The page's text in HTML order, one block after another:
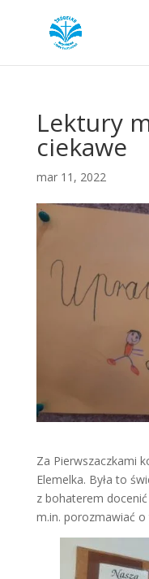
Lektury
ciekawe
mar 11, 2022
Za Pierwszaczkami
Elemelka. Była to
z bohaterem
m.in. porozmawiać